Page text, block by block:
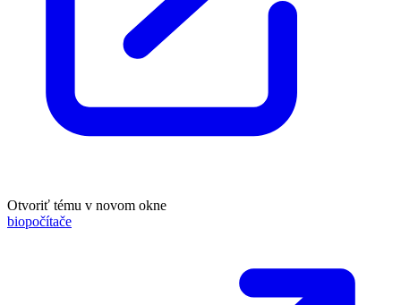
Otvoriť tému v novom okne
biopočítače